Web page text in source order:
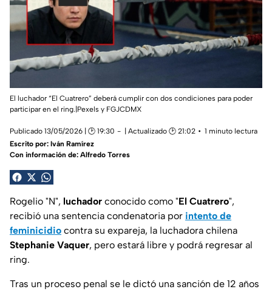
El luchador “El Cuatrero” deberá cumplir con dos condiciones para poder
participar en el ring.|Pexels y FGJCDMX
Publicado 13/05/2026 | 🕑 19:30 | Actualizado 🕑 21:02
1 minuto lectura
Escrito por: Iván Ramírez
Con información de: Alfredo Torres
Rogelio "N", luchador conocido como "El Cuatrero",
recibió una sentencia condenatoria por intento de
feminicidio contra su expareja, la luchadora chilena
Stephanie Vaquer, pero estará libre y podrá regresar al
ring.
Tras un proceso penal se le dictó una sanción de 12 años